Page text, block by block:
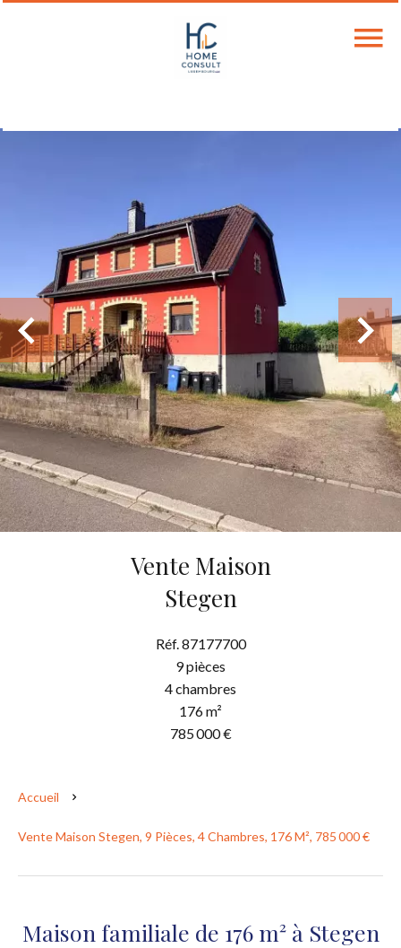
Vente Maison
Stegen
Réf. 87177700
9 pièces
4 chambres
176 m²
785 000 €
Accueil
Vente Maison Stegen, 9 Pièces, 4 Chambres, 176 M², 785 000 €
Maison familiale de 176 m² à Stegen